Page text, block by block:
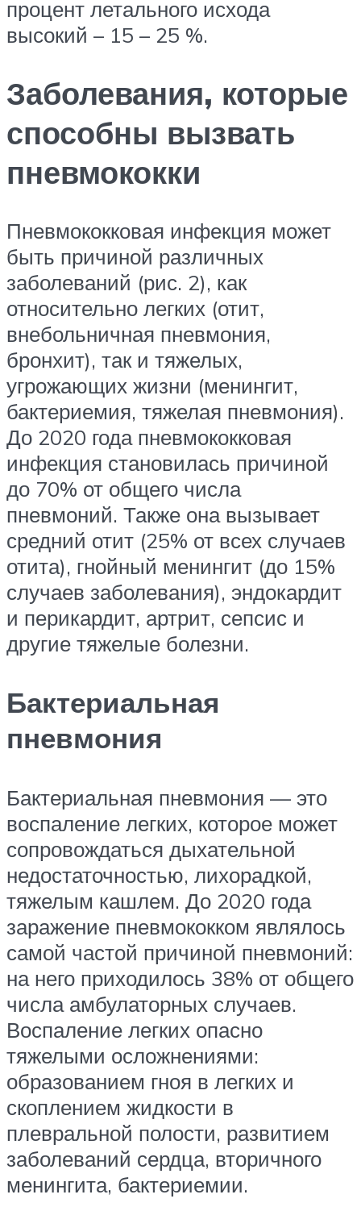
процент летального исхода
высокий – 15 – 25 %.
Заболевания, которые
способны вызвать
пневмококки
Пневмококковая инфекция может
быть причиной различных
заболеваний (рис. 2), как
относительно легких (отит,
внебольничная пневмония,
бронхит), так и тяжелых,
угрожающих жизни (менингит,
бактериемия, тяжелая пневмония).
До 2020 года пневмококковая
инфекция становилась причиной
до 70% от общего числа
пневмоний. Также она вызывает
средний отит (25% от всех случаев
отита), гнойный менингит (до 15%
случаев заболевания), эндокардит
и перикардит, артрит, сепсис и
другие тяжелые болезни.
Бактериальная
пневмония
Бактериальная пневмония — это
воспаление легких, которое может
сопровождаться дыхательной
недостаточностью, лихорадкой,
тяжелым кашлем. До 2020 года
заражение пневмококком являлось
самой частой причиной пневмоний:
на него приходилось 38% от общего
числа амбулаторных случаев.
Воспаление легких опасно
тяжелыми осложнениями:
образованием гноя в легких и
скоплением жидкости в
плевральной полости, развитием
заболеваний сердца, вторичного
менингита, бактериемии.